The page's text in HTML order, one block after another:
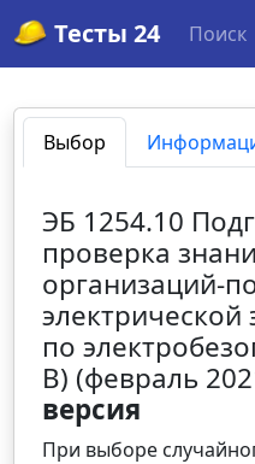
Тесты 24 Поиск
Выбор
ЭБ 1254.10
проверка
организаций-
электрической
по
В) (февраль
версия
При выборе